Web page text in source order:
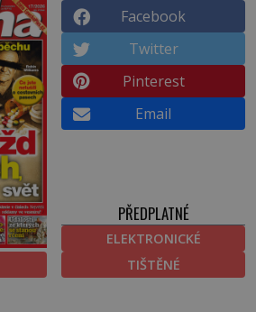
Facebook
Twitter
Pinterest
Email
PŘEDPLATNÉ
ELEKTRONICKÉ
TIŠTĚNÉ